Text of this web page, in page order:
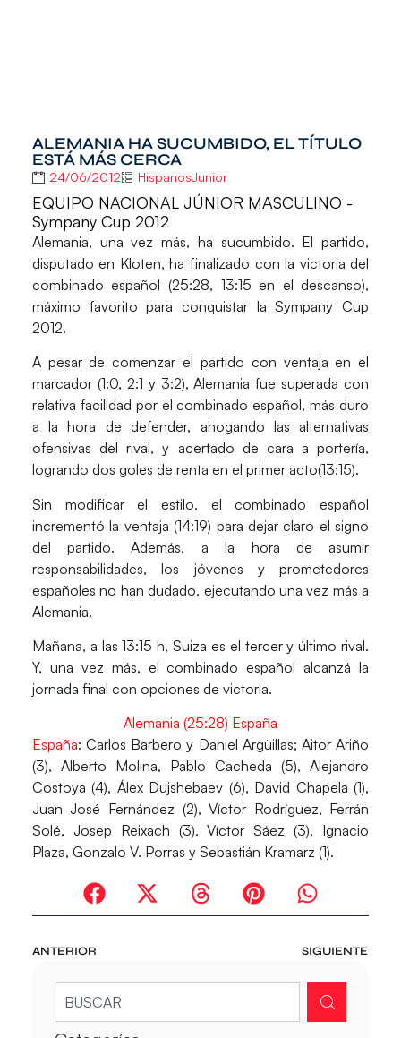
ALEMANIA HA SUCUMBIDO, EL TÍTULO
ESTÁ MÁS CERCA
24/06/2012 HispanosJunior
EQUIPO NACIONAL JÚNIOR MASCULINO -
Sympany Cup 2012
Alemania, una vez más, ha sucumbido. El partido,
disputado en Kloten, ha finalizado con la victoria del
combinado español (25:28, 13:15 en el descanso),
máximo favorito para conquistar la Sympany Cup
2012.
A pesar de comenzar el partido con ventaja en el
marcador (1:0, 2:1 y 3:2), Alemania fue superada con
relativa facilidad por el combinado español, más duro
a la hora de defender, ahogando las alternativas
ofensivas del rival, y acertado de cara a portería,
logrando dos goles de renta en el primer acto(13:15).
Sin modificar el estilo, el combinado español
incrementó la ventaja (14:19) para dejar claro el signo
del partido. Además, a la hora de asumir
responsabilidades, los jóvenes y prometedores
españoles no han dudado, ejecutando una vez más a
Alemania.
Mañana, a las 13:15 h, Suiza es el tercer y último rival.
Y, una vez más, el combinado español alcanzá la
jornada final con opciones de victoria.
Alemania (25:28) España
España: Carlos Barbero y Daniel Argüillas; Aitor Ariño
(3), Alberto Molina, Pablo Cacheda (5), Alejandro
Costoya (4), Álex Dujshebaev (6), David Chapela (1),
Juan José Fernández (2), Víctor Rodríguez, Ferrán
Solé, Josep Reixach (3), Víctor Sáez (3), Ignacio
Plaza, Gonzalo V. Porras y Sebastián Kramarz (1).
ANTERIOR SIGUIENTE